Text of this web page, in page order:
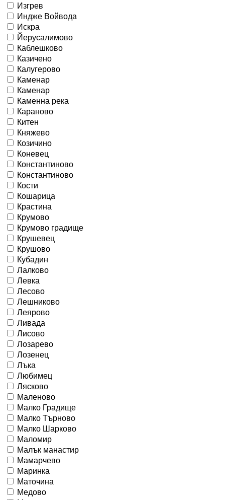
Изгрев
Индже Войвода
Искра
Йерусалимово
Каблешково
Казичено
Калугерово
Каменар
Каменар
Каменна река
Караново
Китен
Княжево
Козичино
Коневец
Константиново
Константиново
Кости
Кошарица
Крастина
Крумово
Крумово градище
Крушевец
Крушово
Кубадин
Лалково
Левка
Лесово
Лешниково
Леярово
Ливада
Лисово
Лозарево
Лозенец
Лъка
Любимец
Лясково
Маленово
Малко Градище
Малко Търново
Малко Шарково
Маломир
Малък манастир
Мамарчево
Маринка
Маточина
Медово